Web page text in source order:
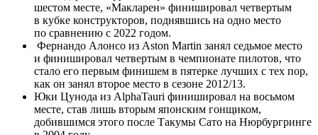
шестом месте, «Макларен» финишировал четвертым
в кубке конструкторов, поднявшись на одно место
по сравнению с 2022 годом.
Фернандо Алонсо из Aston Martin занял седьмое место
и финишировал четвертым в чемпионате пилотов, что
стало его первым финишем в пятерке лучших с тех пор,
как он занял второе место в сезоне 2012/13.
Юки Цунода из AlphaTauri финишировал на восьмом
месте, став лишь вторым японским гонщиком,
добившимся этого после Такумы Сато на Нюрбургринге